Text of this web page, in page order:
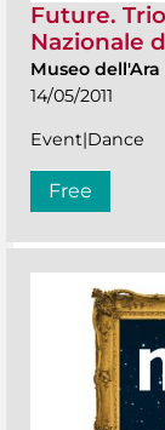
Future.
Nazionale
Museo dell'Ara
14/05/2011
Event|Dance
Free